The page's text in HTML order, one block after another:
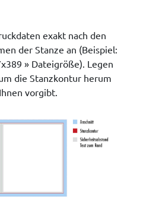
exakt nach den
der Stanze an (Beispiel:
» Dateigröße). Legen
die Stanzkontur herum
vorgibt.